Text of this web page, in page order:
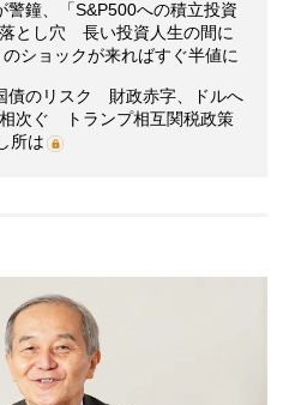
警鐘、「S&P500への積立投資
とし穴 長い投資人生の間に
ショックが来ればすぐ半値に
債のリスク 財政赤字、ドルへ
次ぐ トランプ相互関税政策
所は